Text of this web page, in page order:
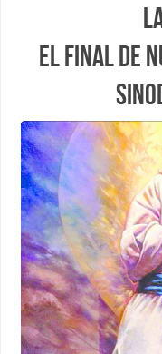
el final de